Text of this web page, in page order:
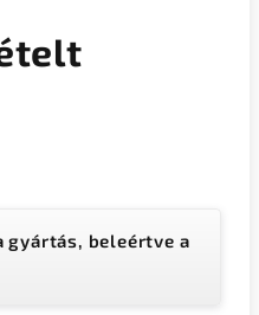
gyártás, beleértve a